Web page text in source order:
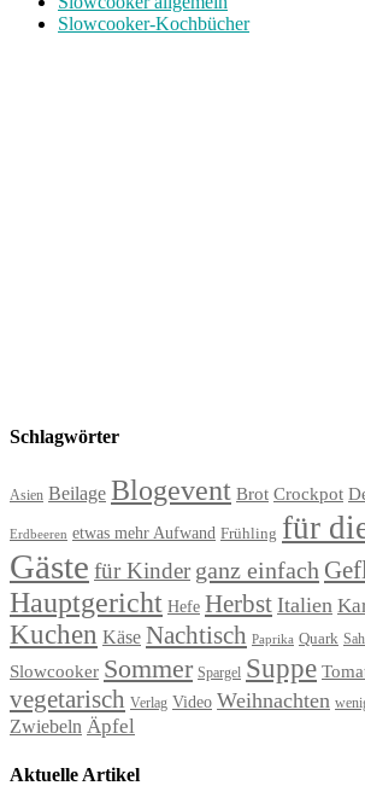
Slowcooker-Kochbücher
Schlagwörter
Asien Beilage Blogevent Brot Crockpot
Erdbeeren etwas mehr Aufwand Frühling für
Gäste für Kinder ganz einfach
Hauptgericht Hefe Herbst Italien
Kuchen Käse Nachtisch Paprika Quark
Slowcooker Sommer Spargel Suppe
vegetarisch Verlag Video Weihnachten
Zwiebeln Äpfel
Aktuelle Artikel